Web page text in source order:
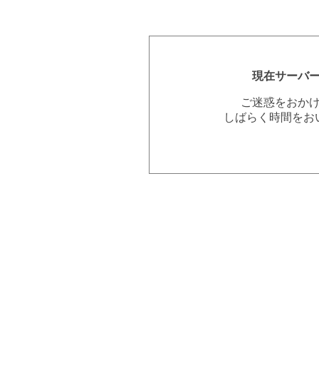
現在サーバ
ご迷惑をおか
しばらく時間を